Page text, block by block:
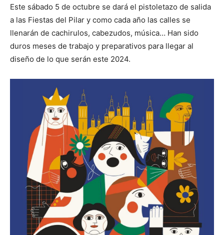
Este sábado 5 de octubre se dará el pistoletazo de salida
a las Fiestas del Pilar y como cada año las calles se
llenarán de cachirulos, cabezudos, música… Han sido
duros meses de trabajo y preparativos para llegar al
diseño de lo que serán este 2024.